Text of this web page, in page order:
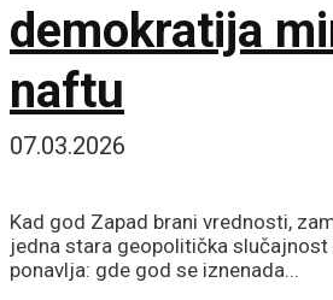
demokratija
naftu
07.03.2026
Kad god Zapad brani vrednosti,
jedna stara geopolitička slučajnost
ponavlja: gde god se iznenada...